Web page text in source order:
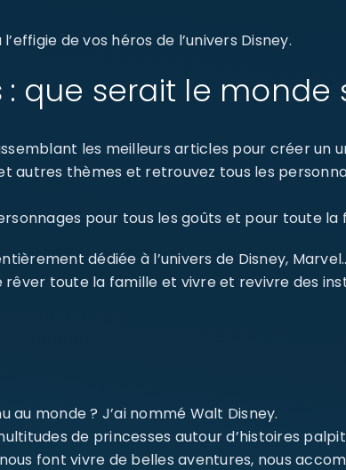
e-mail *
de vos héros de l’univers Disney.
que serait le monde
les meilleurs articles pour créer un
autres thèmes et retrouvez tous les
pour tous les goûts et pour toute la
dédiée à l’univers de Disney,
toute la famille et vivre et revivre des
monde ? J’ai nommé Walt Disney.
de princesses autour d’histoires
font vivre de belles aventures, nous